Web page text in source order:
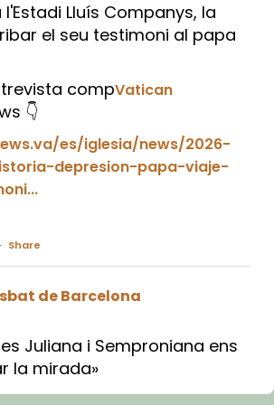
Lluís Companys, la
el seu testimoni al papa
compVatican
👇
es/iglesia/news/2026-
depresion-papa-viaje-
· Share
de Barcelona
Juliana i Semproniana ens
la mirada»
bisbe de Tortosa, ha